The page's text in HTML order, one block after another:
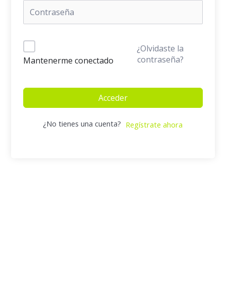
Mantenerme conectado
¿Olvidaste la
contraseña?
Acceder
¿No tienes una cuenta? Regístrate ahora